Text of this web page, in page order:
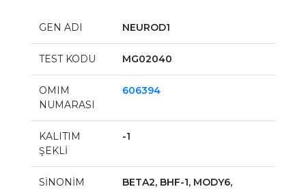
GEN ADI NEUROD1
TEST KODU MG02040
OMIM
NUMARASI
606394
KALITIM
ŞEKLİ
-1
SİNONİM
BETA2, BHF-1, MODY6,